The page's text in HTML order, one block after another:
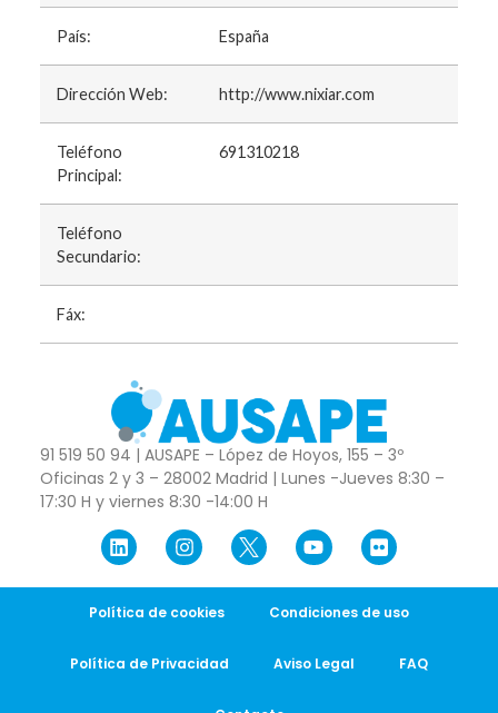
País: España
Dirección Web: http://www.nixiar.com
Teléfono
Principal:
691310218
Teléfono
Secundario:
Fáx:
91 519 50 94 | AUSAPE – López de Hoyos, 155 – 3º
Oficinas 2 y 3 – 28002 Madrid | Lunes -Jueves 8:30 –
17:30 H y viernes 8:30 -14:00 H
Política de cookies Condiciones de uso
Política de Privacidad Aviso Legal FAQ